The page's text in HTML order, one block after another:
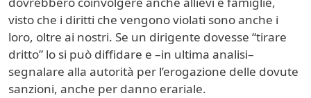
visto che i diritti che vengono violati sono anche i
loro, oltre ai nostri. Se un dirigente dovesse “tirare
dritto” lo si può diffidare e –in ultima analisi–
segnalare alla autorità per l’erogazione delle dovute
sanzioni, anche per danno erariale.